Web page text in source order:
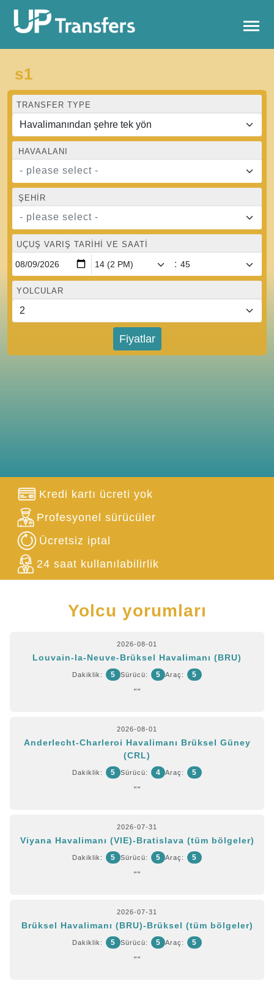
s1
TRANSFER TYPE
HAVAALANI
- please select -
ŞEHIR
- please select -
UÇUŞ VARIŞ TARIHI VE SAATI
:
YOLCULAR
Fiyatlar
Kredi kartı ücreti yok
Profesyonel sürücüler
Ücretsiz iptal
24 saat kullanılabilirlik
Yolcu yorumları
2026-08-01
Louvain-la-Neuve-Brüksel Havalimanı (BRU)
Dakiklik: 5 Sürücü: 5 Araç: 5
""
2026-08-01
Anderlecht-Charleroi Havalimanı Brüksel Güney
(CRL)
Dakiklik: 5 Sürücü: 4 Araç: 5
""
2026-07-31
Viyana Havalimanı (VIE)-Bratislava (tüm bölgeler)
Dakiklik: 5 Sürücü: 5 Araç: 5
""
2026-07-31
Brüksel Havalimanı (BRU)-Brüksel (tüm bölgeler)
Dakiklik: 5 Sürücü: 5 Araç: 5
""